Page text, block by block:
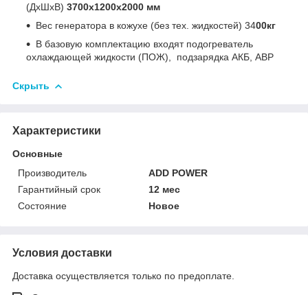
(ДхШхВ) 3700х1200х2000 мм
Вес генератора в кожухе (без тех. жидкостей) 3400кг
В базовую комплектацию входят подогреватель
охлаждающей жидкости (ПОЖ), подзарядка АКБ, АВР
Скрыть
Характеристики
Основные
Производитель
ADD POWER
Гарантийный срок
12 мес
Состояние
Новое
Условия доставки
Доставка осуществляется только по предоплате.